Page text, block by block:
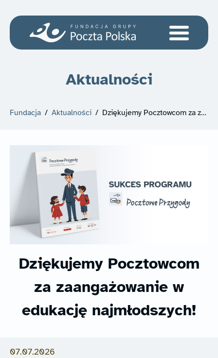
Aktualności
Fundacja / Aktualności / Dziękujemy Pocztowcom za zaangażowanie w edukację najmłodszych!
Dziękujemy Pocztowcom
za zaangażowanie w
edukację najmłodszych!
07.07.2026